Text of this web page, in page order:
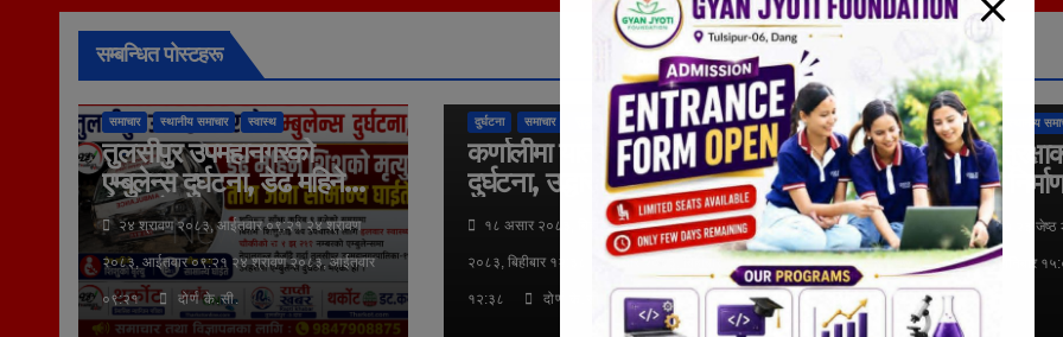
सम्बन्धित पोस्टहरू
समाचार स्थानीय समाचार स्वास्थ
तुलसीपुर उपमहानगरको
एम्बुलेन्स दुर्घटना, डेढ महिने
शिशुको मृत्यु
२४ श्रावण २०८३, आईतवार ०९:२१ २४ श्रावण
२०८३, आईतवार ०९:२१ २४ श्रावण २०८३, आईतवार
०९:२१ दोर्ण के.सी.
दुर्घटना समाचार सुदूरपश्चिम स्थानीय समाचार
कर्णालीमा यात्रुवाहक गाडी
दुर्घटना, उद्धार कार्य जारी
१८ असार २०८३, बिहीबार १२:३८ १८ असार
२०८३, बिहीबार १२:३८ १८ असार २०८३, बिहीबार
१२:३८ दोर्ण के.सी.
तुलसीपुर उपमहानगरपालिका
लुम्बिनी प्रदेश शिक्षा समाचार स्थानीय
तुलसीपुरमा सडक
लागि जेब्राक्रसिङ
२३ जेष्ठ २०८३, शनिबार १५:०७ २३ जेष्ठ
शनिबार १५:०७ २३ जेष्ठ २०८३, शनिबार
दोर्ण के.सी.